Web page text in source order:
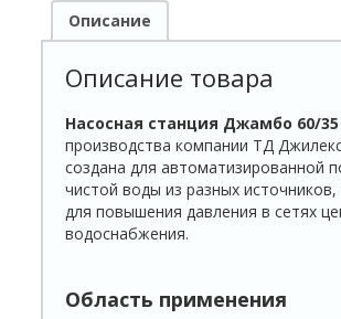
Описание
Описание товара
Насосная станция Джамбо 60/35
производства компании ТД
создана для автоматизированной
чистой воды из разных
для повышения давления в сетях
водоснабжения.
Область применения